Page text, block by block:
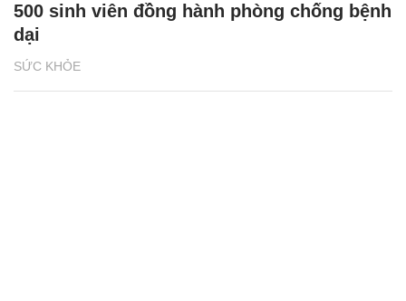
SỨC KHỎE
500 sinh viên đồng hành phòng chống bệnh
dại